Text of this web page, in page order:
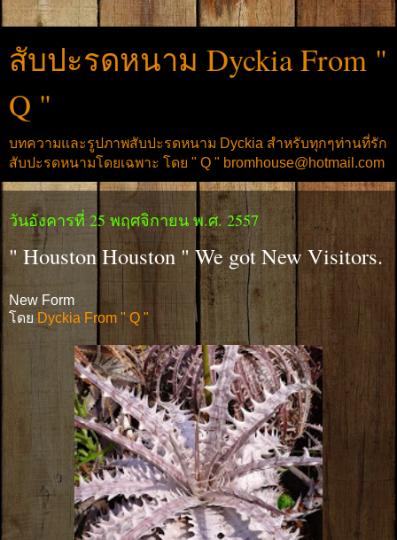
สับปะรดหนาม Dyckia From "
Q "
บทความและรูปภาพสับปะรดหนาม Dyckia สำหรับทุกๆท่านที่รัก
สับปะรดหนามโดยเฉพาะ โดย " Q " bromhouse@hotmail.com
วันอังคารที่ 25 พฤศจิกายน พ.ศ. 2557
" Houston Houston " We got New Visitors.
New Form
โดย Dyckia From " Q "